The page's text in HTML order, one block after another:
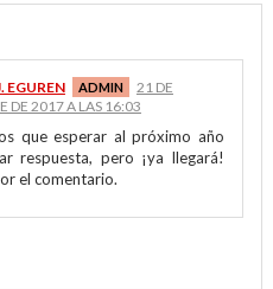
EGUREN
21 DE
DE 2017 A LAS 16:03
que esperar al próximo año
respuesta, pero ¡ya llegará!
el comentario.